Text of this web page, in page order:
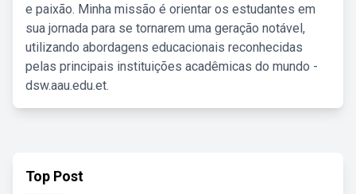
e paixão. Minha missão é orientar os estudantes em
sua jornada para se tornarem uma geração notável,
utilizando abordagens educacionais reconhecidas
pelas principais instituições acadêmicas do mundo -
dsw.aau.edu.et.
Top Post